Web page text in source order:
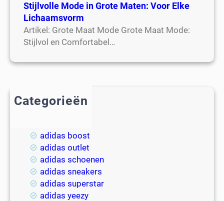
Stijlvolle Mode in Grote Maten: Voor Elke
Lichaamsvorm
Artikel: Grote Maat Mode Grote Maat Mode:
Stijlvol en Comfortabel…
Categorieën
adidas boost
adidas outlet
adidas schoenen
adidas sneakers
adidas superstar
adidas yeezy